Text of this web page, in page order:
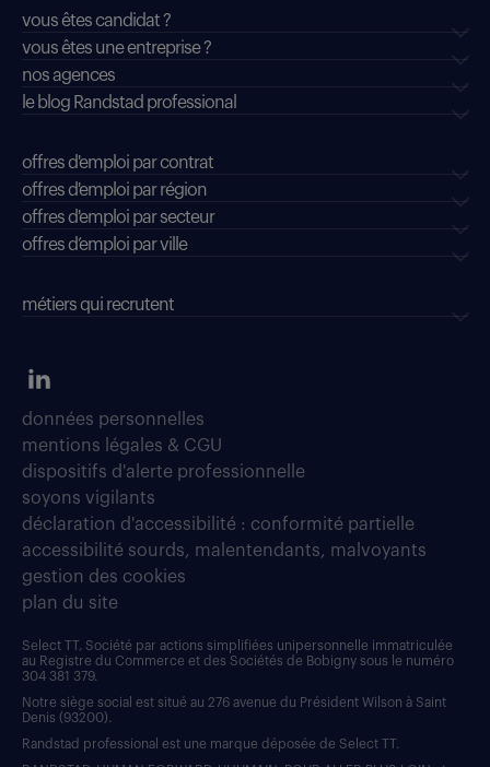
vous êtes candidat ?
vous êtes une entreprise ?
nos agences
le blog Randstad professional
offres d'emploi par contrat
offres d'emploi par région
offres d'emploi par secteur
offres d’emploi par ville
métiers qui recrutent
données personnelles
mentions légales & CGU
dispositifs d'alerte professionnelle
soyons vigilants
déclaration d'accessibilité : conformité partielle
accessibilité sourds, malentendants, malvoyants
gestion des cookies
plan du site
Select TT, Société par actions simplifiées unipersonnelle immatriculée
au Registre du Commerce et des Sociétés de Bobigny sous le numéro
304 381 379.
Notre siège social est situé au 276 avenue du Président Wilson à Saint
Denis (93200).
Randstad professional est une marque déposée de Select TT.